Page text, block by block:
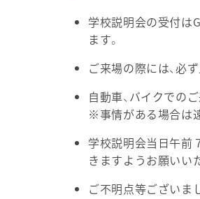
学校説明会の受付は
ます。
ご来場の際には、必
自動車、バイクでの
※事情がある場合は
学校説明会当日午前
きますようお願いい
ご不明点等ございま